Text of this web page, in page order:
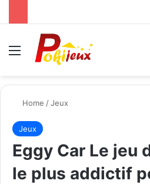
Menu
Home /Jeux
Jeux
Eggy Car Le jeu
le plus addictif